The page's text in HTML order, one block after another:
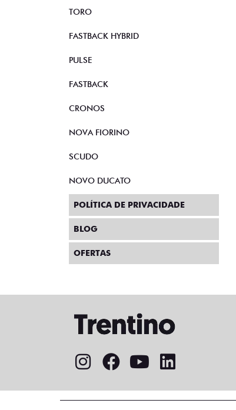
ARGO DRIVE
ARGO DRIVE
De: R$
R$
Quero